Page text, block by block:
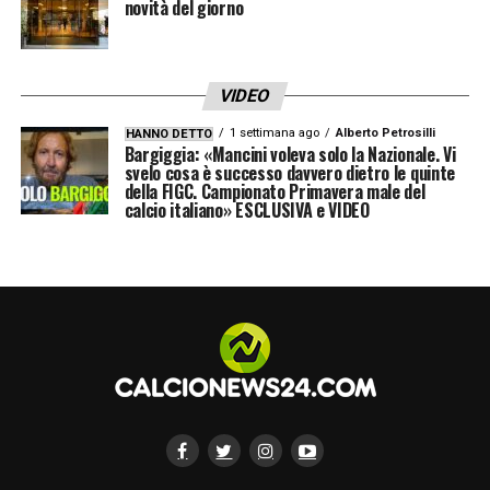
Ha ottenuto un secondo e un quarto posto
nella Prem’er-Liga russa, ha raggiunto gli
Ottavi di Finale ai Campionati Europei, eha
vinto due titoli:una Coppa di Germania
(Lipsia 2021-22) e una Supercoppa di
League, raggiungendo la semifinale nel
2021-22. Benvenuto Mister!
LA PLAYLIST DELLE NOSTRE TOP NEWS
novità del giorno
VIDEO
HANNO DETTO 1 settimana ago Alberto Petrosilli
Bargiggia: «Mancini voleva solo la Nazionale. Vi
svelo cosa è successo davvero dietro le quinte
della FIGC. Campionato Primavera male del
calcio italiano» ESCLUSIVA e VIDEO